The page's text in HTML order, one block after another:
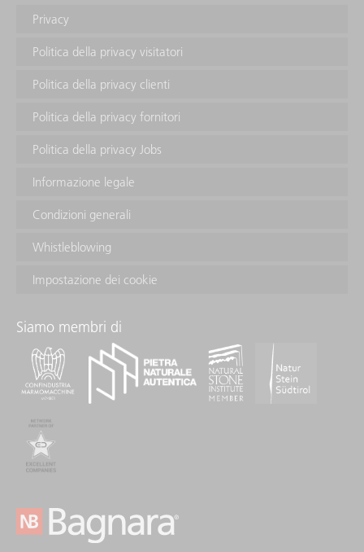
Privacy
Politica della privacy visitatori
Politica della privacy clienti
Politica della privacy fornitori
Politica della privacy Jobs
Informazione legale
Condizioni generali
Whistleblowing
Impostazione dei cookie
Siamo membri di